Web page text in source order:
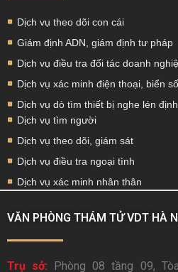
Dịch vụ theo dõi con cái
Giám định ADN, giám định tư pháp
Dịch vụ điều tra đối tác doanh
Dịch vụ xác minh điện thoại, biển
Dịch vụ dò tìm thiết bị nghe lén
Dịch vụ tìm người
Dịch vụ theo dõi, giám sát
Dịch vụ điều tra ngoại tình
Dịch vụ xác minh nhân thân
VĂN PHÒNG THÁM TỬ VDT HÀ
Trụ sở: Phòng 08 tầng 09,